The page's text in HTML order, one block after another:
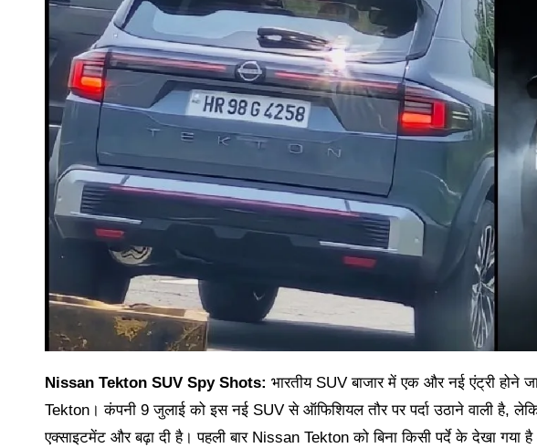
Nissan Tekton SUV Spy Shots: भारतीय SUV बाजार में एक और नई एंट्री होने
Tekton। कंपनी 9 जुलाई को इस नई SUV से ऑफिशियल तौर पर पर्दा उठाने वाली है,
एक्साइटमेंट और बढ़ा दी है। पहली बार Nissan Tekton को बिना किसी पर्दे के देखा